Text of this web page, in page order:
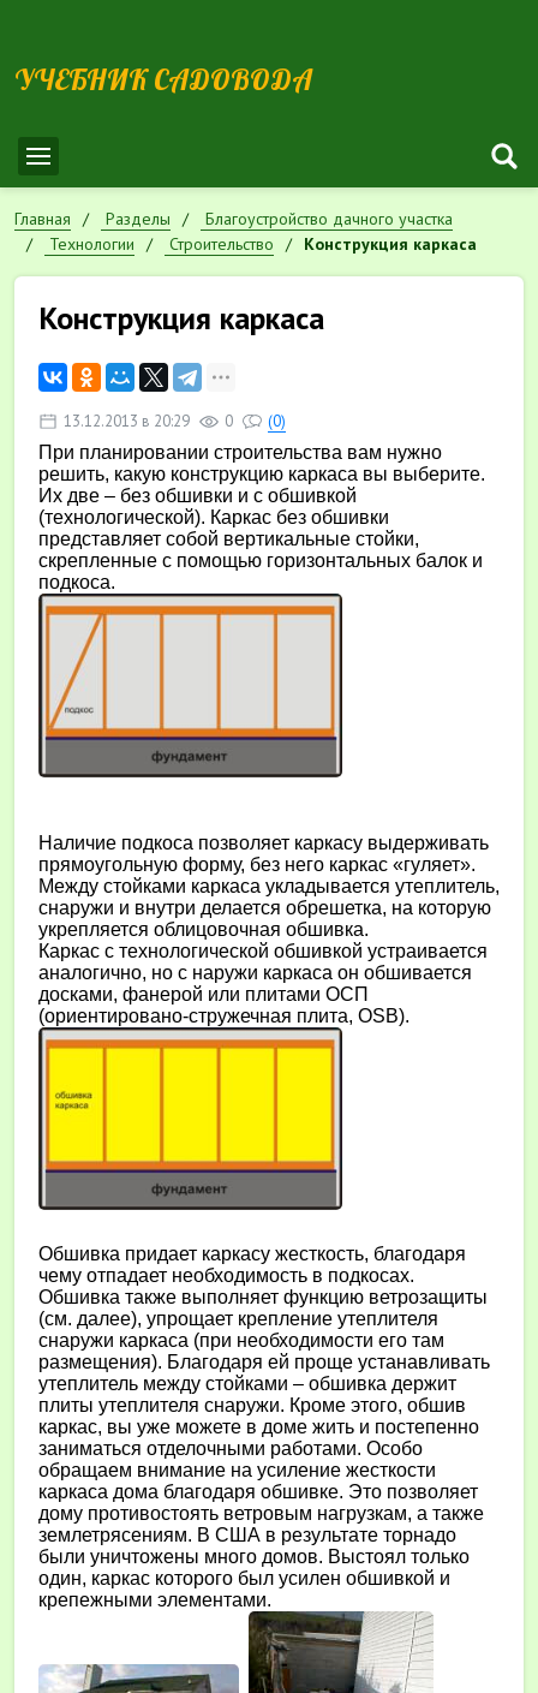
УЧЕБНИК САДОВОДА
Главная Разделы
Благоустройство дачного участка
Технологии
Строительство Конструкция каркаса
Конструкция каркаса
13.12.2013 в 20:29 0
(0)
При планировании строительства вам нужно
решить, какую конструкцию каркаса вы выберите.
Их две – без обшивки и с обшивкой
(технологической). Каркас без обшивки
представляет собой вертикальные стойки,
скрепленные с помощью горизонтальных балок и
подкоса.
Наличие подкоса позволяет каркасу выдерживать
прямоугольную форму, без него каркас «гуляет».
Между стойками каркаса укладывается утеплитель,
снаружи и внутри делается обрешетка, на которую
укрепляется облицовочная обшивка.
Каркас с технологической обшивкой устраивается
аналогично, но с наружи каркаса он обшивается
досками, фанерой или плитами ОСП
(ориентировано-стружечная плита, OSB).
Обшивка придает каркасу жесткость, благодаря
чему отпадает необходимость в подкосах.
Обшивка также выполняет функцию ветрозащиты
(см. далее), упрощает крепление утеплителя
снаружи каркаса (при необходимости его там
размещения). Благодаря ей проще устанавливать
утеплитель между стойками – обшивка держит
плиты утеплителя снаружи. Кроме этого, обшив
каркас, вы уже можете в доме жить и постепенно
заниматься отделочными работами. Особо
обращаем внимание на усиление жесткости
каркаса дома благодаря обшивке. Это позволяет
дому противостоять ветровым нагрузкам, а также
землетрясениям. В США в результате торнадо
были уничтожены много домов. Выстоял только
один, каркас которого был усилен обшивкой и
крепежными элементами.